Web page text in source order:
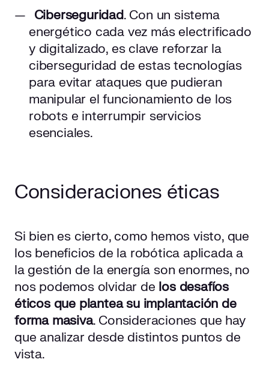
Ciberseguridad. Con un sistema
energético cada vez más electrificado
y digitalizado, es clave reforzar la
ciberseguridad de estas tecnologías
para evitar ataques que pudieran
manipular el funcionamiento de los
robots e interrumpir servicios
esenciales.
Consideraciones éticas
Si bien es cierto, como hemos visto, que
los beneficios de la robótica aplicada a
la gestión de la energía son enormes, no
nos podemos olvidar de los desafíos
éticos que plantea su implantación de
forma masiva. Consideraciones que hay
que analizar desde distintos puntos de
vista.